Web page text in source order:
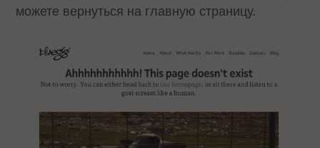
можете вернуться на главную страницу.